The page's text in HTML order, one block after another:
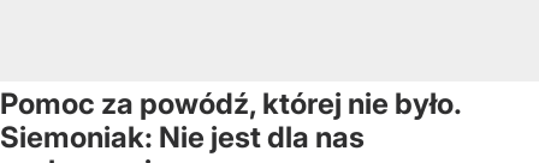
Pomoc za powódź, której nie było.
Siemoniak: Nie jest dla nas